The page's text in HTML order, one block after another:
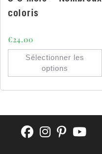
coloris
€24.00
Sélectionner les
options